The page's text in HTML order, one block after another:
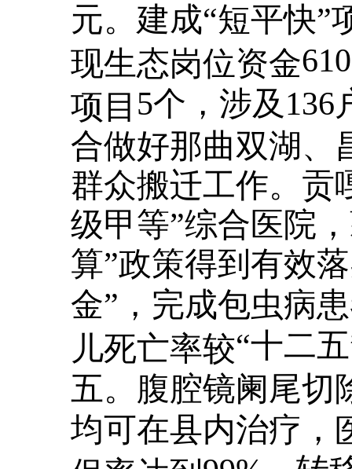
元。建成“短平快”
现生态岗位资金
项目 5个，涉及136
合做好那曲双湖、
群众搬迁工作。贡
级甲等”综合医院
算”政策得到有效
金”，完成包虫病
儿死亡率较“十二
五。腹腔镜阑尾切
均可在县内治疗，